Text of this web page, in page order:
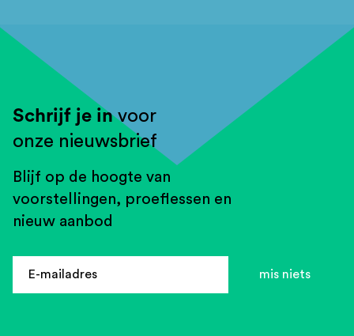
Schrijf je invoor
onze nieuwsbrief
Blijf op de hoogte van
voorstellingen, proeflessen en
nieuw aanbod
mailadres
E-mailadres mis niets